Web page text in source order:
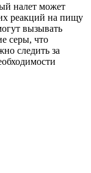
налет может
реакций на пищу
вызывать
серы, что
следить за